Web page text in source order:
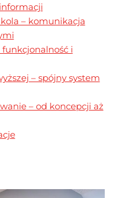
– komunikacja
funkcjonalność i
– spójny system
– od koncepcji aż